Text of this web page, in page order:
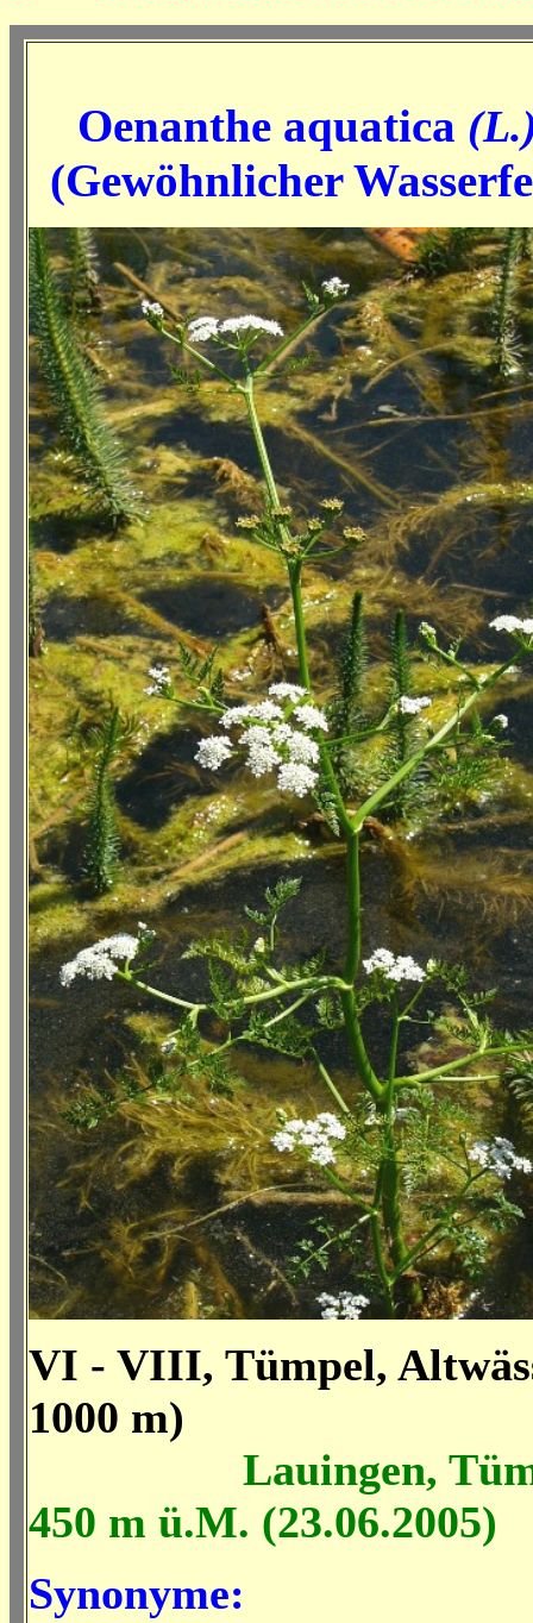
Oenanthe aquatica
(Gewöhnlicher
VI - VIII, Tümpel,
1000 m)
Lauingen,
450 m ü.M. (23.06.2005)
Synonyme: